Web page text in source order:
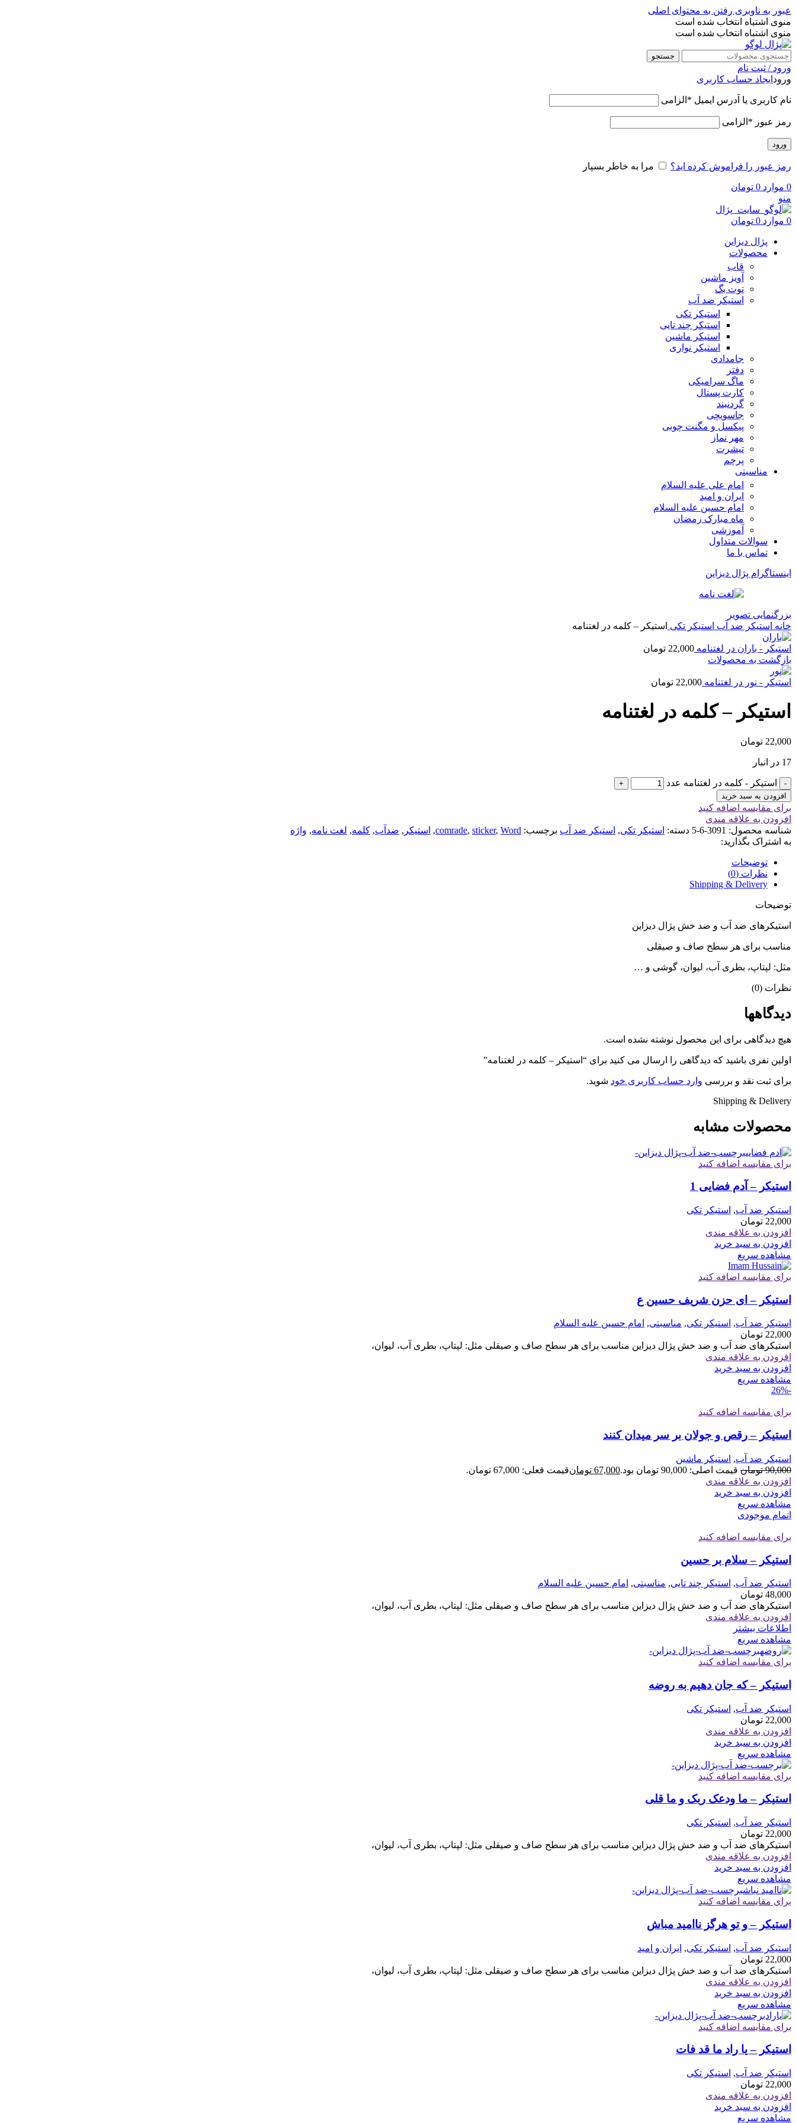
عبور به ناوبری رفتن به محتوای اصلی
منوی اشتباه انتخاب شده است
منوی اشتباه انتخاب شده است
جستجو
ورود / ثبت نام
ورود ایجاد حساب کاربری
نام کاربری یا آدرس ایمیل * الزامی
رمز عبور * الزامی
ورود
رمز عبور را فراموش کرده اید؟ مرا به خاطر بسپار
0 موارد 0 تومان
منو
0 موارد 0 تومان
پژال دیزاین
محصولات
قاب
آویز ماشین
توت بگ
استیکر ضد آب
استیکر تکی
استیکر چند تایی
استیکر ماشین
استیکر نواری
جامدادی
دفتر
ماگ سرامیکی
کارت پستال
گردنبند
جاسویچی
پیکسل و مگنت چوبی
مهر نماز
تیشرت
پرچم
مناسبتی
امام علی علیه السلام
ایران و امید
امام حسین علیه السلام
ماه مبارک رمضان
آموزشی
سوالات متداول
تماس با ما
اینستاگرام پژال دیزاین
بزرگنمایی تصویر
خانه استیکر ضد آب استیکر تکی استیکر – کلمه در لغتنامه
استیکر - باران در لغتنامه 22,000 تومان
بازگشت به محصولات
استیکر - نور در لغتنامه 22,000 تومان
استیکر – کلمه در لغتنامه
22,000 تومان
17 در انبار
استیکر - کلمه در لغتنامه عدد
افزودن به سبد خرید
برای مقایسه اضافه کنید
افزودن به علاقه مندی
شناسه محصول: 3091-6-5 دسته: استیکر تکی, استیکر ضد آب برچسب: comrade, sticker, Word
, استیکر , ضدآب, کلمه, لغت نامه, واژه
به اشتراک بگذارید:
توضیحات
نظرات (0)
Shipping & Delivery
توضیحات
استیکرهای ضد آب و ضد خش پژال دیزاین
مناسب برای هر سطح صاف و صیقلی
مثل: لپتاپ، بطری آب، لیوان، گوشی و …
نظرات (0)
دیدگاهها
هیچ دیدگاهی برای این محصول نوشته نشده است.
اولین نفری باشید که دیدگاهی را ارسال می کنید برای “استیکر – کلمه در لغتنامه”
برای ثبت نقد و بررسی وارد حساب کاربری خود شوید.
Shipping & Delivery
محصولات مشابه
برای مقایسه اضافه کنید
استیکر – آدم فضایی 1
استیکر ضد آب, استیکر تکی
22,000 تومان
افزودن به علاقه مندی
افزودن به سبد خرید
مشاهده سریع
برای مقایسه اضافه کنید
استیکر – ای حزن شریف حسین ع
استیکر ضد آب, استیکر تکی, مناسبتی, امام حسین علیه السلام
22,000 تومان
استیکرهای ضد آب و ضد خش پژال دیزاین مناسب برای هر سطح صاف و صیقلی مثل: لپتاپ، بطری آب، لیوان،
افزودن به علاقه مندی
افزودن به سبد خرید
مشاهده سریع
-26%
برای مقایسه اضافه کنید
استیکر – رقص و جولان بر سر میدان کنند
استیکر ضد آب, استیکر ماشین
90,000 تومان قیمت اصلی: 90,000 تومان بود. 67,000 تومانقیمت فعلی: 67,000 تومان.
افزودن به علاقه مندی
افزودن به سبد خرید
مشاهده سریع
اتمام موجودی
برای مقایسه اضافه کنید
استیکر – سلام بر حسین
استیکر ضد آب, استیکر چند تایی, مناسبتی, امام حسین علیه السلام
48,000 تومان
استیکرهای ضد آب و ضد خش پژال دیزاین مناسب برای هر سطح صاف و صیقلی مثل: لپتاپ، بطری آب، لیوان،
افزودن به علاقه مندی
اطلاعات بیشتر
مشاهده سریع
برای مقایسه اضافه کنید
استیکر – که جان دهیم به روضه
استیکر ضد آب, استیکر تکی
22,000 تومان
افزودن به علاقه مندی
افزودن به سبد خرید
مشاهده سریع
برای مقایسه اضافه کنید
استیکر – ما ودعک ربک و ما قلی
استیکر ضد آب, استیکر تکی
22,000 تومان
استیکرهای ضد آب و ضد خش پژال دیزاین مناسب برای هر سطح صاف و صیقلی مثل: لپتاپ، بطری آب، لیوان،
افزودن به علاقه مندی
افزودن به سبد خرید
مشاهده سریع
برای مقایسه اضافه کنید
استیکر – و تو هرگز ناامید مباش
استیکر ضد آب, استیکر تکی, ایران و امید
22,000 تومان
استیکرهای ضد آب و ضد خش پژال دیزاین مناسب برای هر سطح صاف و صیقلی مثل: لپتاپ، بطری آب، لیوان،
افزودن به علاقه مندی
افزودن به سبد خرید
مشاهده سریع
برای مقایسه اضافه کنید
استیکر – یا راد ما قد فات
استیکر ضد آب, استیکر تکی
22,000 تومان
افزودن به علاقه مندی
افزودن به سبد خرید
مشاهده سریع